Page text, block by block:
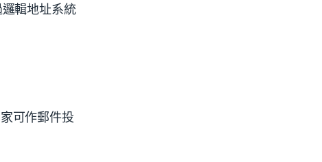
輯地址系統
可作郵件投